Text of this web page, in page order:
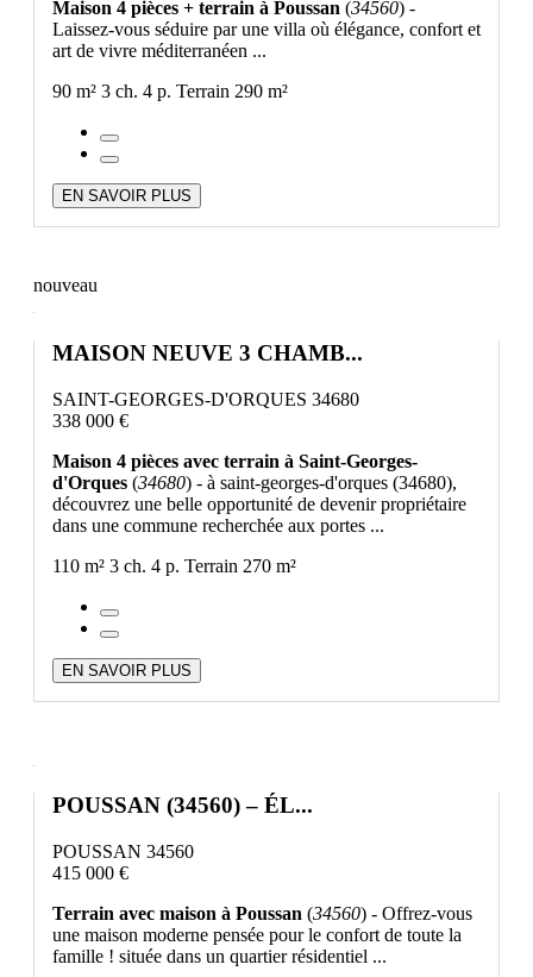
Maison 4 pièces + terrain à Poussan (34560) -
Laissez-vous séduire par une villa où élégance, confort et
art de vivre méditerranéen ...
90 m² 3 ch. 4 p. Terrain 290 m²
EN SAVOIR PLUS
nouveau
MAISON NEUVE 3 CHAMB...
SAINT-GEORGES-D'ORQUES 34680
338 000 €
Maison 4 pièces avec terrain à Saint-Georges-
d'Orques (34680) - à saint-georges-d'orques (34680),
découvrez une belle opportunité de devenir propriétaire
dans une commune recherchée aux portes ...
110 m² 3 ch. 4 p. Terrain 270 m²
EN SAVOIR PLUS
POUSSAN (34560) – ÉL...
POUSSAN 34560
415 000 €
Terrain avec maison à Poussan (34560) - Offrez-vous
une maison moderne pensée pour le confort de toute la
famille ! située dans un quartier résidentiel ...